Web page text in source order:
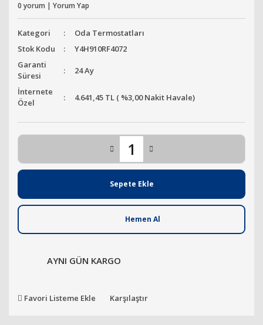
0 yorum | Yorum Yap
Kategori
Oda Termostatları
Stok Kodu
Y4H910RF4072
Garanti
Süresi
24 Ay
İnternete
Özel
4.641,45 TL ( %3,00 Nakit Havale)
Sepete Ekle
Hemen Al
AYNI GÜN KARGO
Favori Listeme Ekle Karşılaştır